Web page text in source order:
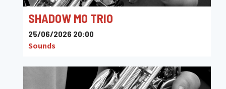
SHADOW MO TRIO
25/06/2026 20:00
Sounds